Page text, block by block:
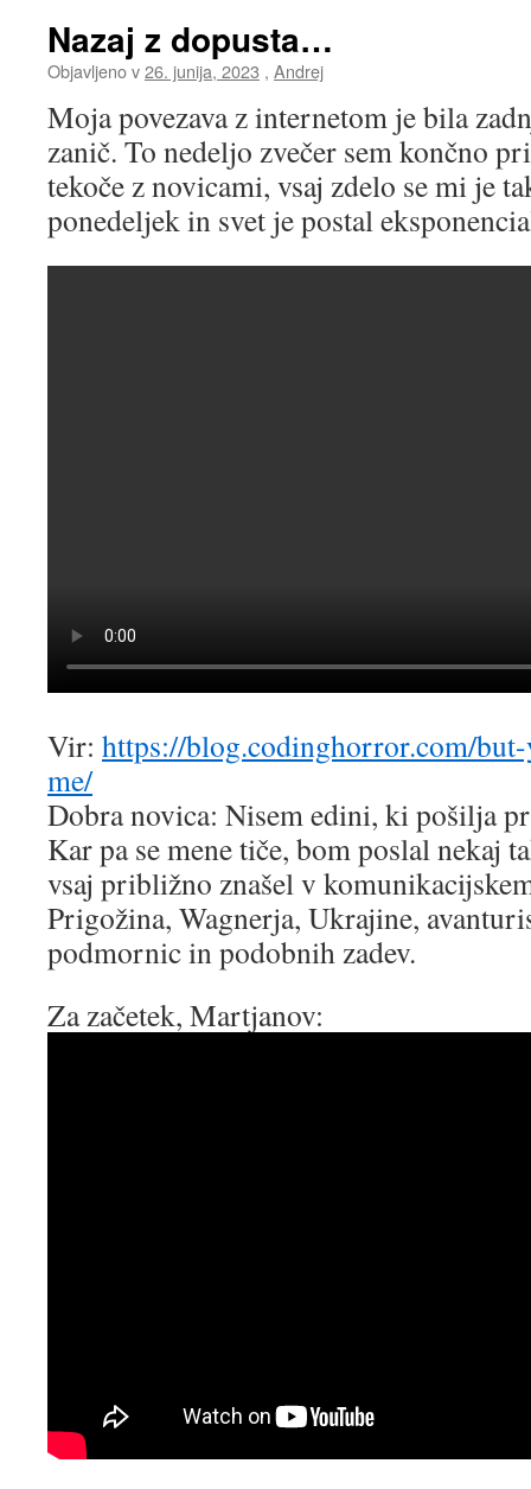
Nazaj z dopusta…
Objavljeno v26. junija, 2023 , Andrej
Moja povezava z internetom je bila
zanič. To nedeljo zvečer sem končno
tekoče z novicami, vsaj zdelo se mi je
ponedeljek in svet je postal
Vir: https://blog.codinghorror.com/
me/
Dobra novica: Nisem edini, ki pošilja
Kar pa se mene tiče, bom poslal nekaj
vsaj približno znašel v
Prigožina, Wagnerja, Ukrajine,
podmornic in podobnih zadev.
Za začetek, Martjanov: